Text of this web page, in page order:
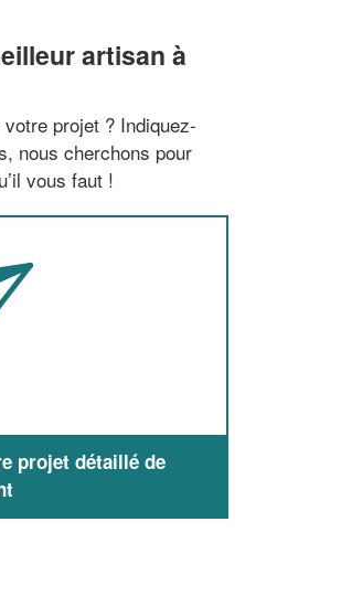
artisan à
projet ? Indiquez-
nous cherchons pour
vous faut !
projet détaillé de